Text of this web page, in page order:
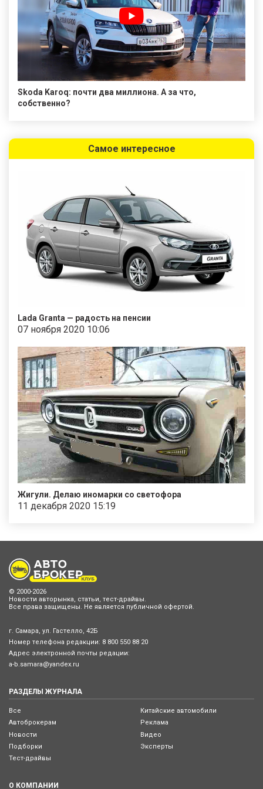
Skoda Karoq: почти два миллиона. А за что,
собственно?
Самое интересное
Lada Granta — радость на пенсии
07 ноября 2020 10:06
Жигули. Делаю иномарки со светофора
11 декабря 2020 15:19
© 2000-2026
Новости авторынка, статьи, тест-драйвы.
Все права защищены. Не является публичной офертой.
г. Самара, ул. Гастелло, 42Б
Номер телефона редакции: 8 800 550 88 20
Адрес электронной почты редации:
a-b.samara@yandex.ru
РАЗДЕЛЫ ЖУРНАЛА
Все
Автоброкерам
Новости
Подборки
Тест-драйвы
Китайские автомобили
Реклама
Видео
Эксперты
О КОМПАНИИ